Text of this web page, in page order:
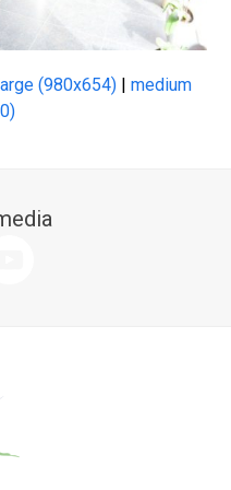
(980x654) |medium